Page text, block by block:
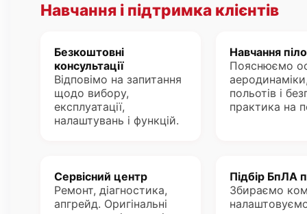
Навчання і підтримка клієнтів
Безкоштовні
консультації
Відповімо на запитання
щодо вибору,
експлуатації,
налаштувань і функцій.
Навчання
Пояснюємо
польотів і
практика на
Сервісний центр
Ремонт, діагностика,
апгрейд. Оригінальні
Підбір БпЛА
Збираємо